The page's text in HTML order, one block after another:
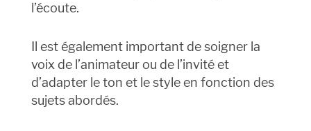
l’écoute.
Il est également important de soigner la
voix de l’animateur ou de l’invité et
d’adapter le ton et le style en fonction des
sujets abordés.